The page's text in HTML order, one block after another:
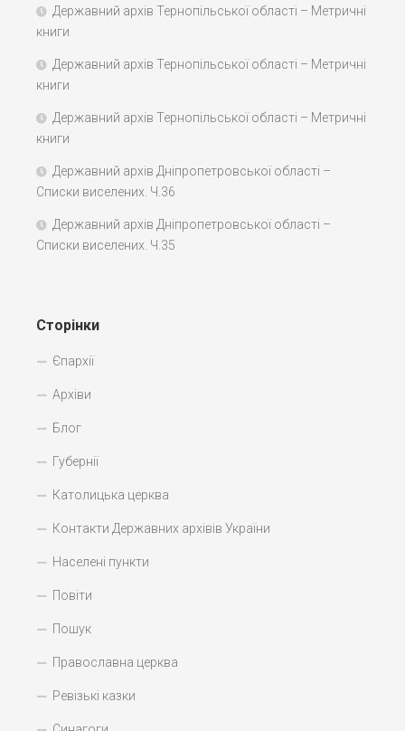
Державний архів Тернопільської області – Метричні
книги
Державний архів Тернопільської області – Метричні
книги
Державний архів Тернопільської області – Метричні
книги
Державний архів Дніпропетровської області –
Списки виселених. Ч.36
Державний архів Дніпропетровської області –
Списки виселених. Ч.35
Сторінки
Єпархії
Архіви
Блог
Губернії
Католицька церква
Контакти Державних архівів України
Населені пункти
Повіти
Пошук
Православна церква
Ревізькі казки